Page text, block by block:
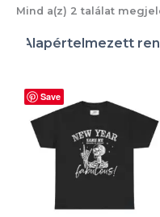
Mind a(z) 2 találat
Save